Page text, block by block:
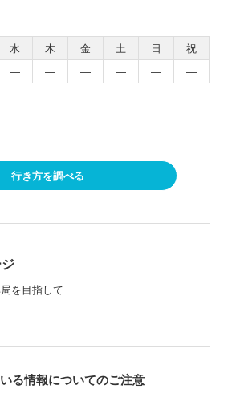
水 木 金 土 日
祝
― ― ― ― ―
―
行き方を調べる
を目指して
る情報についてのご注意